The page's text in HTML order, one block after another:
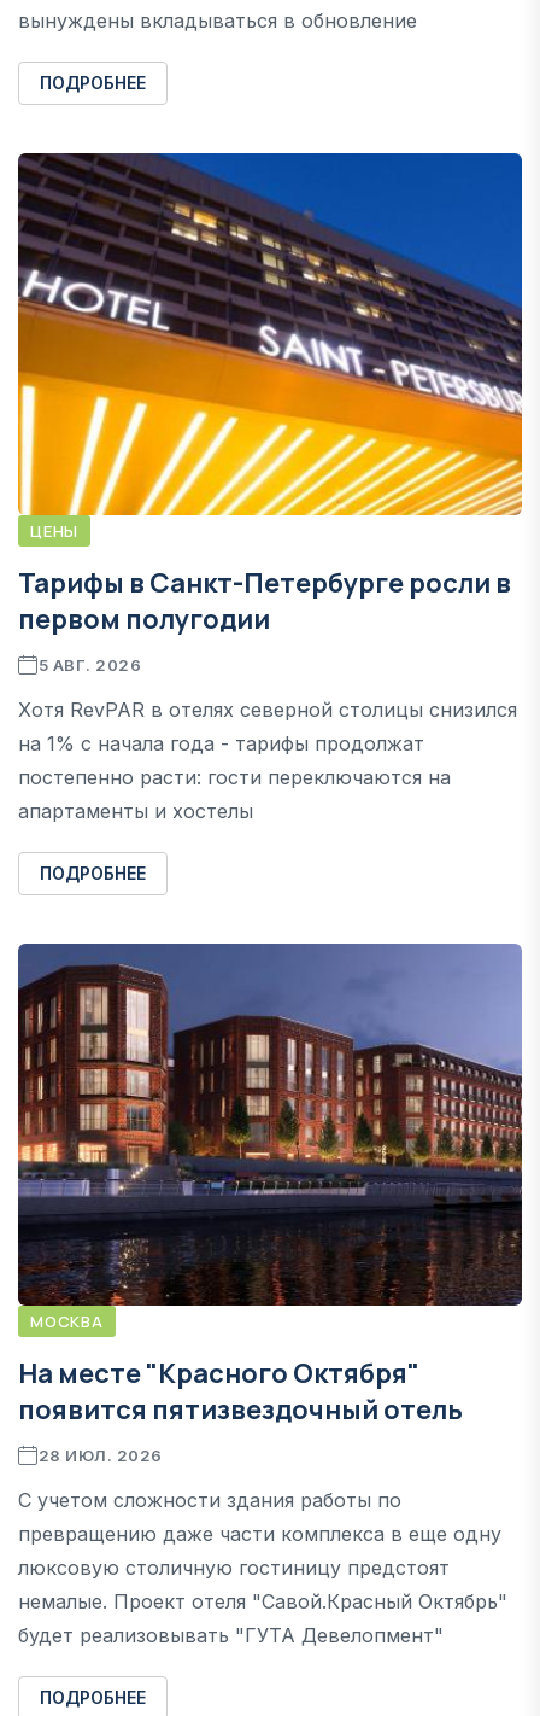
вынуждены вкладываться в обновление
ПОДРОБНЕЕ
ЦЕНЫ
Тарифы в Санкт-Петербурге росли в
первом полугодии
5 АВГ. 2026
Хотя RevPAR в отелях северной столицы снизился
на 1% с начала года - тарифы продолжат
постепенно расти: гости переключаются на
апартаменты и хостелы
ПОДРОБНЕЕ
МОСКВА
На месте "Красного Октября"
появится пятизвездочный отель
28 ИЮЛ. 2026
С учетом сложности здания работы по
превращению даже части комплекса в еще одну
люксовую столичную гостиницу предстоят
немалые. Проект отеля "Савой.Красный Октябрь"
будет реализовывать "ГУТА Девелопмент"
ПОДРОБНЕЕ